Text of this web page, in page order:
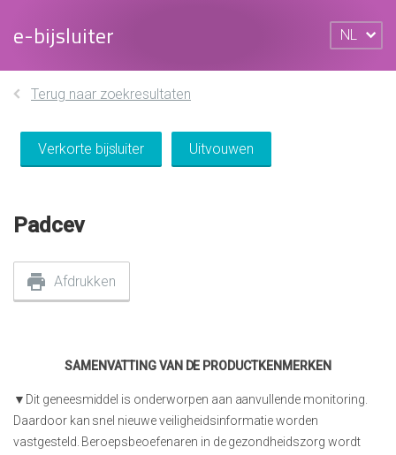
e-bijsluiter NL
Terug naar zoekresultaten
Verkorte bijsluiter Uitvouwen
Padcev
Afdrukken
SAMENVATTING VAN DE PRODUCTKENMERKEN
▼Dit geneesmiddel is onderworpen aan aanvullende monitoring.
Daardoor kan snel nieuwe veiligheidsinformatie worden
vastgesteld. Beroepsbeoefenaren in de gezondheidszorg wordt